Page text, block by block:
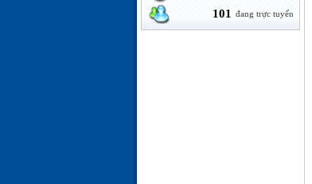
101 đang trực tuyến